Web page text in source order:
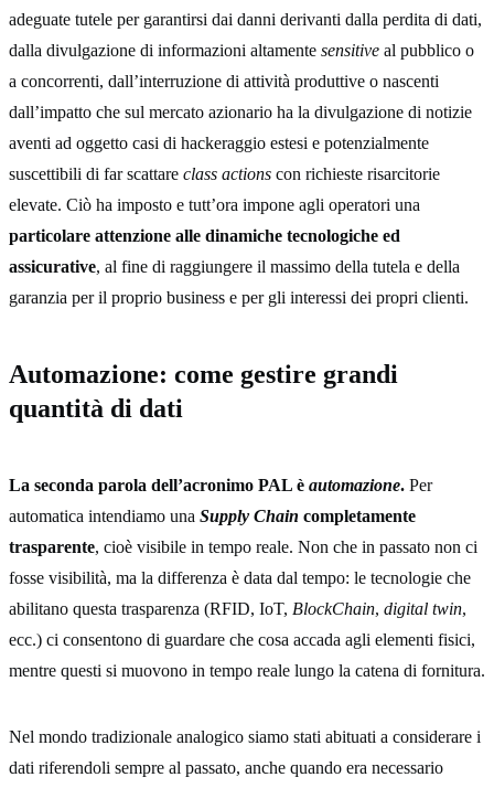
adeguate tutele per garantirsi dai danni derivanti dalla perdita di dati,
dalla divulgazione di informazioni altamente sensitive al pubblico o
a concorrenti, dall’interruzione di attività produttive o nascenti
dall’impatto che sul mercato azionario ha la divulgazione di notizie
aventi ad oggetto casi di hackeraggio estesi e potenzialmente
suscettibili di far scattare class actions con richieste risarcitorie
elevate. Ciò ha imposto e tutt’ora impone agli operatori una
particolare attenzione alle dinamiche tecnologiche ed
assicurative, al fine di raggiungere il massimo della tutela e della
garanzia per il proprio business e per gli interessi dei propri clienti.
Automazione: come gestire grandi
quantità di dati
La seconda parola dell’acronimo PAL è automazione. Per
automatica intendiamo una Supply Chain completamente
trasparente, cioè visibile in tempo reale. Non che in passato non ci
fosse visibilità, ma la differenza è data dal tempo: le tecnologie che
abilitano questa trasparenza (RFID, IoT, BlockChain, digital twin,
ecc.) ci consentono di guardare che cosa accada agli elementi fisici,
mentre questi si muovono in tempo reale lungo la catena di fornitura.
Nel mondo tradizionale analogico siamo stati abituati a considerare i
dati riferendoli sempre al passato, anche quando era necessario